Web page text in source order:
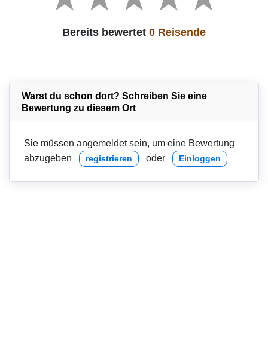
Bereits bewertet 0 Reisende
Warst du schon dort? Schreiben Sie eine
Bewertung zu diesem Ort
Sie müssen angemeldet sein, um eine Bewertung
abzugeben
registrieren oder Einloggen